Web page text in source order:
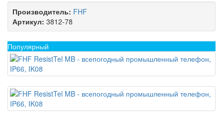
Производитель: FHF
Артикул: 3812-78
Популярный